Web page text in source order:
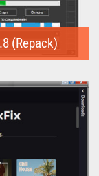
(Repack)